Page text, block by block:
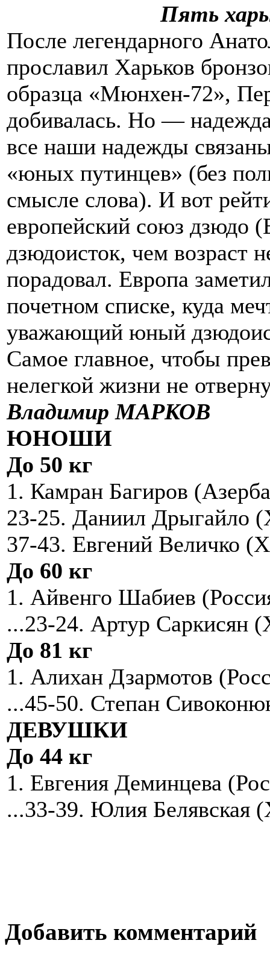
Пять
После легендарного
прославил Харьков
образца «Мюнхен-72»,
добивалась. Но —
все наши надежды
«юных путинцев» (без
смысле слова). И вот
европейский союз дзюдо
дзюдоисток, чем возраст
порадовал. Европа
почетном списке, куда
уважающий юный
Самое главное, чтобы
нелегкой жизни не
Владимир МАРКОВ
ЮНОШИ
До 50 кг
1. Камран Багиров
23-25. Даниил Дрыгайло
37-43. Евгений Величко
До 60 кг
1. Айвенго Шабиев
...23-24. Артур Саркисян
До 81 кг
1. Алихан Дзармотов
...45-50. Степан
ДЕВУШКИ
До 44 кг
1. Евгения Деминцева
...33-39. Юлия Белявская
Добавить комментарий